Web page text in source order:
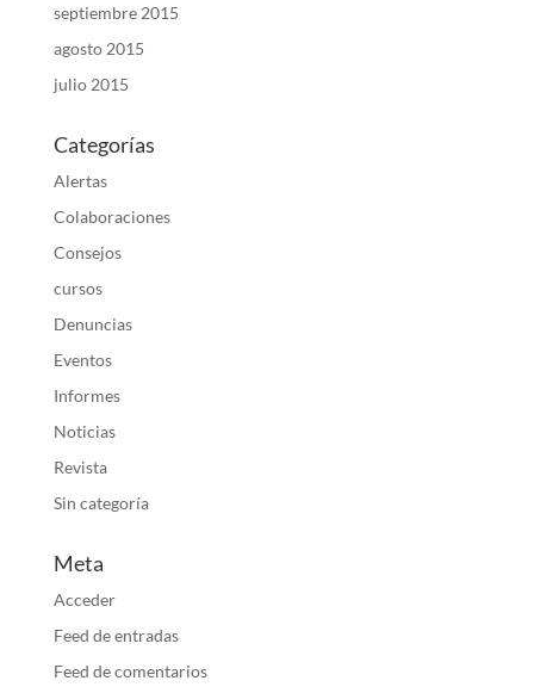
septiembre 2015
agosto 2015
julio 2015
Categorías
Alertas
Colaboraciones
Consejos
cursos
Denuncias
Eventos
Informes
Noticias
Revista
Sin categoría
Meta
Acceder
Feed de entradas
Feed de comentarios